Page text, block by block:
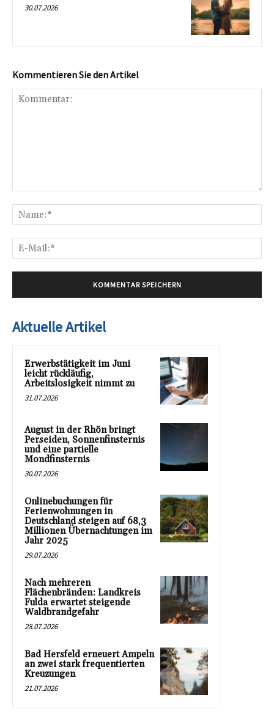
30.07.2026
Kommentieren Sie den Artikel
Aktuelle Artikel
Erwerbstätigkeit im Juni
leicht rückläufig,
Arbeitslosigkeit nimmt zu
31.07.2026
August in der Rhön bringt
Perseiden, Sonnenfinsternis
und eine partielle
Mondfinsternis
30.07.2026
Onlinebuchungen für
Ferienwohnungen in
Deutschland steigen auf 68,3
Millionen Übernachtungen im
Jahr 2025
29.07.2026
Nach mehreren
Flächenbränden: Landkreis
Fulda erwartet steigende
Waldbrandgefahr
28.07.2026
Bad Hersfeld erneuert Ampeln
an zwei stark frequentierten
Kreuzungen
21.07.2026